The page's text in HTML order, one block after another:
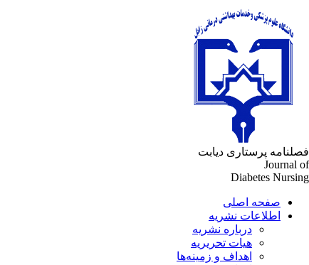
فصلنامه پرستاری دیابت
Journal of
Diabetes Nursing
صفحه اصلی
اطلاعات نشریه
درباره نشریه
هیات تحریریه
اهداف و زمینه‌ها